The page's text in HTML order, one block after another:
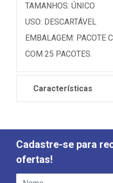
TAMANHOS: ÚNICO
USO: DESCARTÁVEL
EMBALAGEM: PACOTE
COM 25 PACOTES.
Características
Cadastre-se para
ofertas!